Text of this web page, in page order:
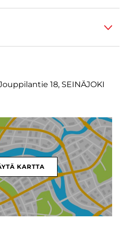
18, SEINÄJOKI
KARTTA